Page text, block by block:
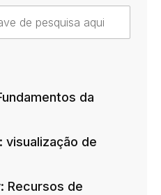
da
visualização de
Recursos de